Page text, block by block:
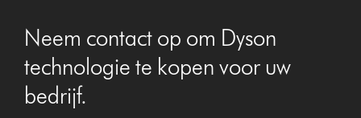
Neem contact op om Dyson
technologie te kopen voor uw
bedrijf.